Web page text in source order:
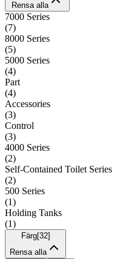
Rensa alla
7000 Series
(7)
8000 Series
(5)
5000 Series
(4)
Part
(4)
Accessories
(3)
Control
(3)
4000 Series
(2)
Self-Contained Toilet Series
(2)
500 Series
(1)
Holding Tanks
(1)
Färg[32]
Rensa alla